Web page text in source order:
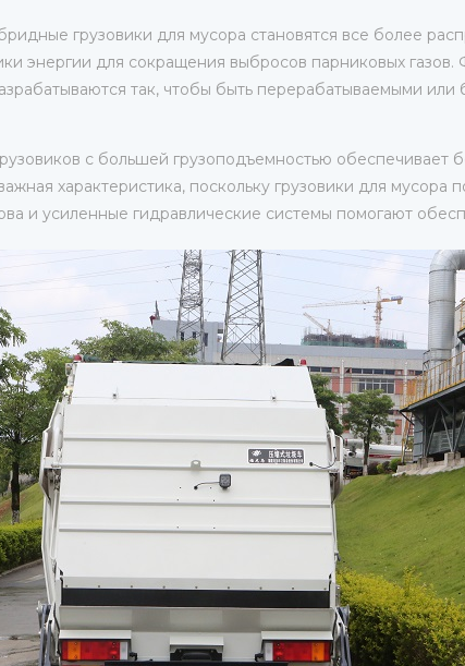
грузовики для мусора становятся все более
энергии для сокращения выбросов парниковых
так, чтобы быть перерабатываемыми
с большей грузоподъемностью обеспечивает
характеристика, поскольку грузовики для мусора
и усиленные гидравлические системы помогают